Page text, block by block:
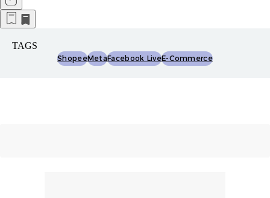
TAGS
ShopeeMetaFacebook LiveE-Commerce